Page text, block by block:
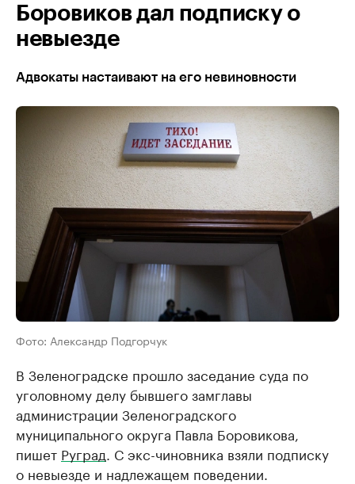
Боровиков дал подписку о
невыезде
Адвокаты настаивают на его невиновности
Фото: Александр Подгорчук
В Зеленоградске прошло заседание суда по
уголовному делу бывшего замглавы
администрации Зеленоградского
муниципального округа Павла Боровикова,
пишет Руград . С экс-чиновника взяли подписку
о невыезде и надлежащем поведении.